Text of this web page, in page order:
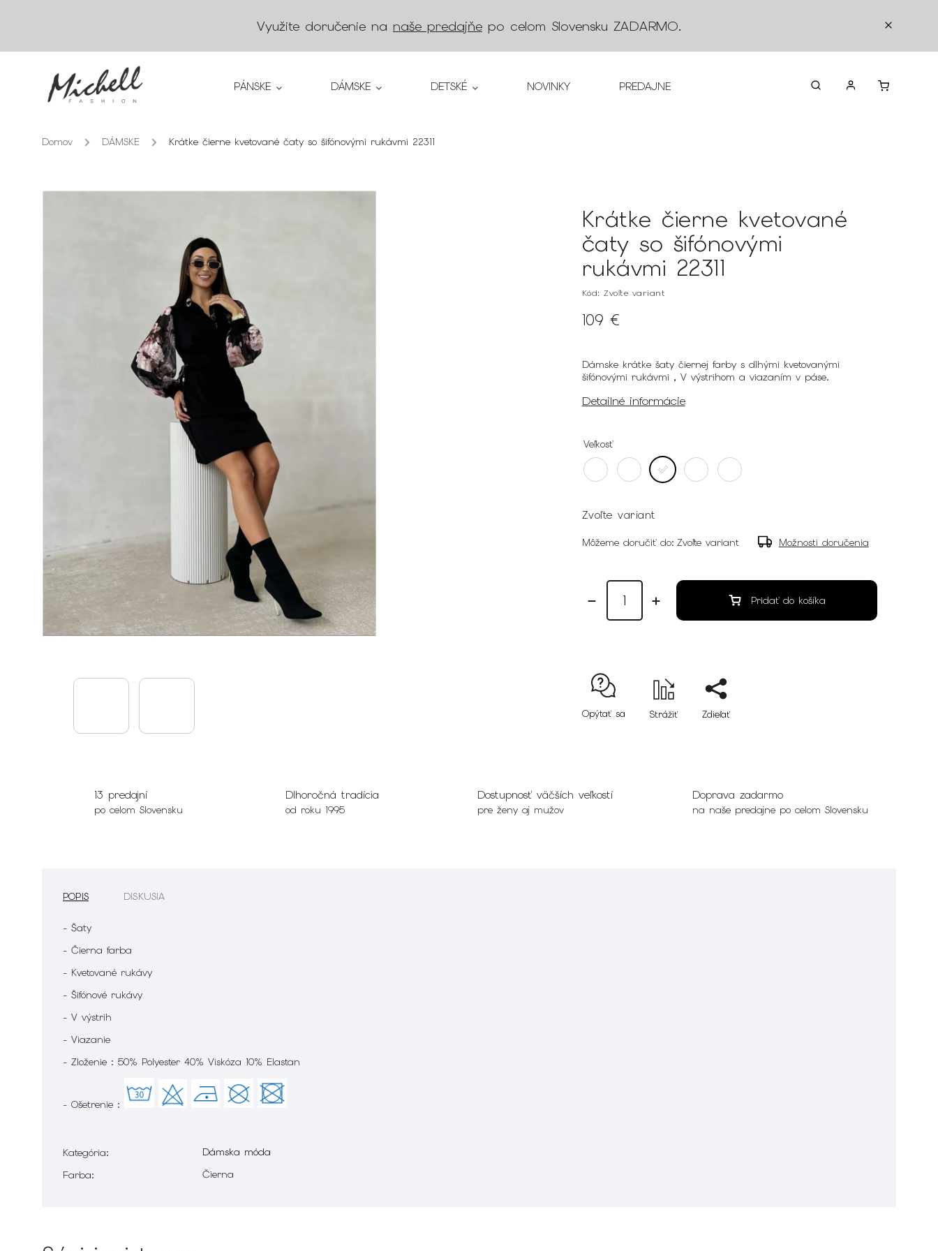
Využite doručenie na naše predajňe po celom Slovensku ZADARMO.
PÁNSKE DÁMSKE DETSKÉ NOVINKY PREDAJNE KONTAKTY
Domov / DÁMSKE / Krátke čierne kvetované čaty so šifónovými rukávmi 22311
Krátke čierne kvetované
čaty so šifónovými
rukávmi 22311
Kód: Zvoľte variant
109 €
Dámske krátke šaty čiernej farby s dlhými kvetovanými
šifónovými rukávmi , V výstrihom a viazaním v páse.
Detailné informácie
Veľkosť
Zvoľte variant
Môžeme doručiť do: Zvoľte variant Možnosti doručenia
Pridať do košíka
Opýtať sa Strážiť Zdieľať
13 predajní
po celom Slovensku
Dlhoročná tradícia
od roku 1995
Dostupnosť väčších veľkostí
pre ženy aj mužov
Doprava zadarmo
na naše predajne po celom Slovensku
POPIS DISKUSIA
- Šaty
- Čierna farba
- Kvetované rukávy
- Šifónové rukávy
- V výstrih
- Viazanie
- Zloženie : 50% Polyester 40% Viskóza 10% Elastan
- Ošetrenie :
Kategória:
Dámska móda
Farba: Čierna